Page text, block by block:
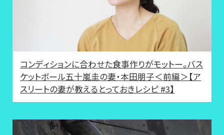
コンディションに合わせた食事作りがモットー。バス
ケットボール五十嵐圭の妻・本田朋子＜前編＞【ア
スリートの妻が教えるとっておきレシピ #3】